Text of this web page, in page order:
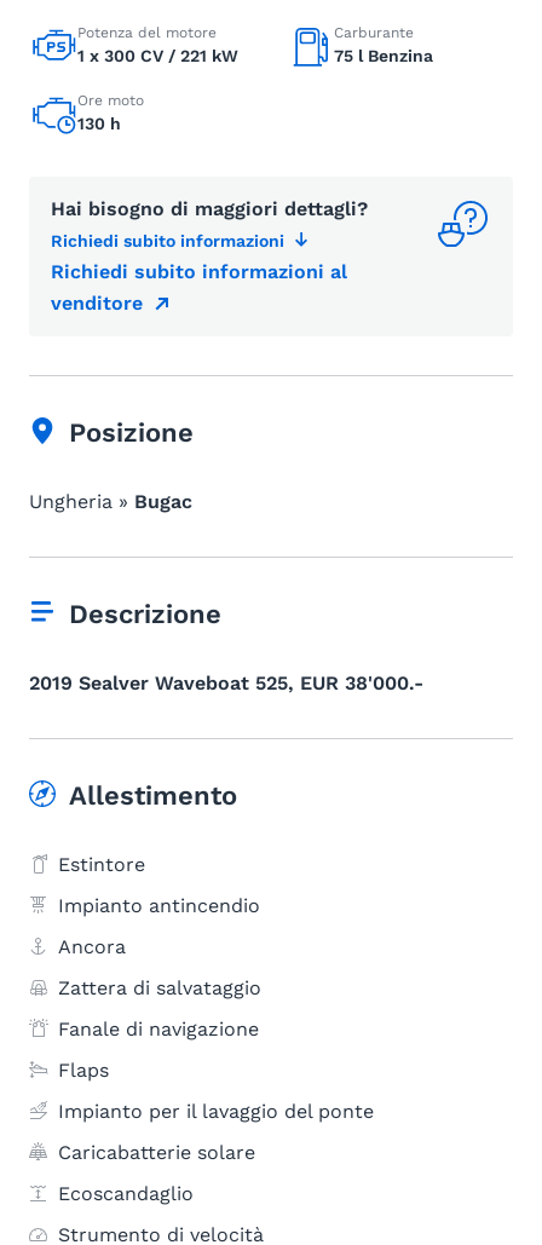
Potenza del motore
1 x 300 CV / 221 kW
Carburante
75 l Benzina
Ore moto
130 h
Hai bisogno di maggiori dettagli?
Richiedi subito informazioni
Richiedi subito informazioni al
venditore
Posizione
Ungheria » Bugac
Descrizione
2019 Sealver Waveboat 525, EUR 38'000.-
Allestimento
Estintore
Impianto antincendio
Ancora
Zattera di salvataggio
Fanale di navigazione
Flaps
Impianto per il lavaggio del ponte
Caricabatterie solare
Ecoscandaglio
Strumento di velocità